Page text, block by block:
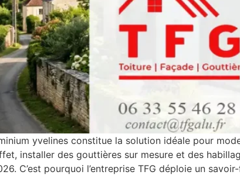
yvelines constitue la solution idéale pour
installer des gouttières sur mesure et des
C’est pourquoi l’entreprise TFG déploie un